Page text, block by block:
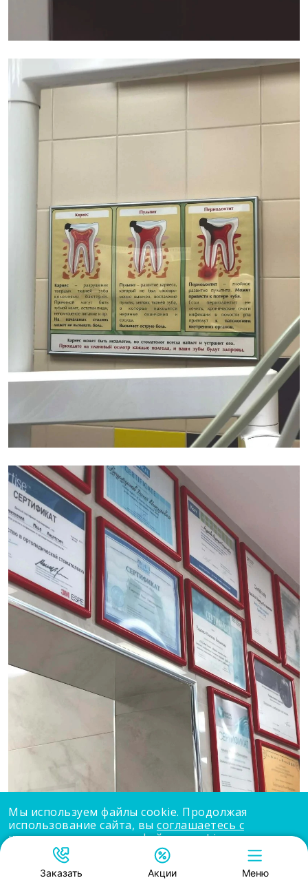
Мы используем файлы cookie. Продолжая
использование сайта, вы соглашаетесь с
использованием нами файлов cookie.
Принять
Заказать Акции Меню